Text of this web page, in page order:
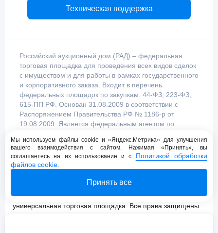
Техническая поддержка
Российский аукционный дом (РАД) – федеральная
торговая площадка для проведения всех видов сделок
с имуществом и для работы в рамках государственного
и корпоративного заказа. Входит в перечень
федеральных площадок по закупкам: 44-ФЗ, 223-ФЗ,
615-ПП РФ. Основан 31.08.2009 в соответствии с
Распоряжением Правительства РФ № 1186-р от
19.08.2009. Является федеральным агентом по
Правительством Российской Федерации.
Политика конфиденциальности
© 2009 - 2026 АО «Российский аукционный дом»
универсальная торговая площадка. Все права защищены.
Мы используем файлы cookie и «Яндекс.Метрика» для улучшения
вашего взаимодействия с сайтом. Нажимая «Принять», вы
соглашаетесь на их использование и с Политикой обработки
файлов cookie.
Принять все